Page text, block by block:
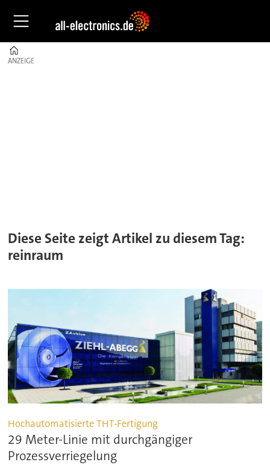
ANZEIGE
ANZEIGE
Diese Seite zeigt Artikel zu diesem Tag:
reinraum
Hochautomatisierte THT-Fertigung
29 Meter-Linie mit durchgängiger
Prozessverriegelung